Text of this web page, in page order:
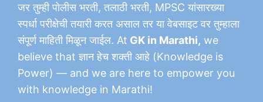
जर तुम्ही पोलीस भरती, तलाठी भरती, MPSC यांसारख्या
स्पर्धा परीक्षेची तयारी करत असाल तर या वेबसाइट वर तुम्हाला
संपूर्ण माहिती मिळून जाईल. At GK in Marathi, we
believe that ज्ञान हेच शक्ती आहे (Knowledge is
Power) — and we are here to empower you
with knowledge in Marathi!